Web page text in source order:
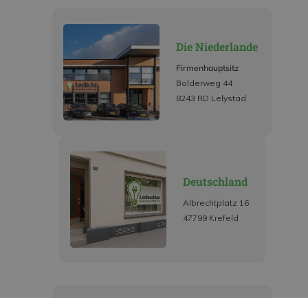
Die Niederlande
Firmenhauptsitz
Bolderweg 44
8243 RD Lelystad
Deutschland
Albrechtplatz 16
47799 Krefeld